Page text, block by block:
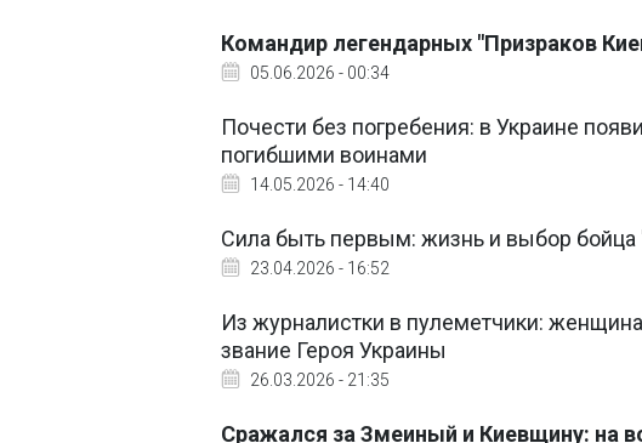
Командир легендарных "Призраков
05.06.2026 - 00:34
Почести без погребения: в Украине
погибшими воинами
14.05.2026 - 14:40
Сила быть первым: жизнь и выбор бойца
23.04.2026 - 16:52
Из журналистки в пулеметчики:
звание Героя Украины
26.03.2026 - 21:35
Сражался за Змеиный и Киевщину: на